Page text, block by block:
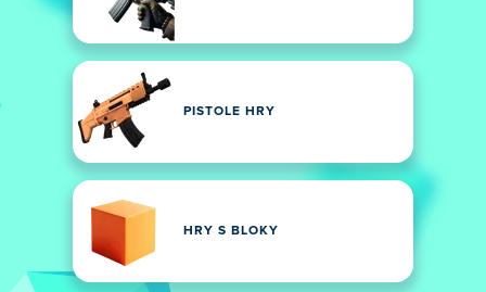
PISTOLE HRY
HRY S BLOKY